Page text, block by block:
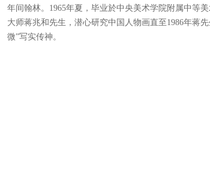
年间翰林。1965年夏，毕业於中央美术学院附属中等
大师蒋兆和先生，潜心研究中国人物画直至1986年蒋
微”写实传神。